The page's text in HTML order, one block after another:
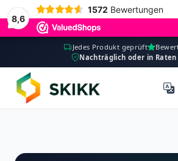
8,6
1572 Bewertungen
Jedes Produkt geprüft
Nachträglich oder in Raten